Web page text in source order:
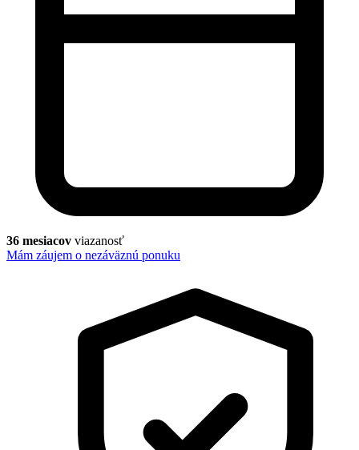
36 mesiacov viazanosť
Mám záujem o nezáväznú ponuku